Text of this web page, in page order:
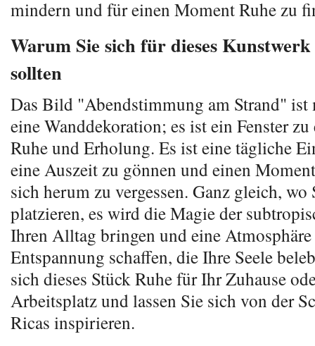
mindern und für einen Moment Ruhe zu
Warum Sie sich für dieses
sollten
Das Bild "Abendstimmung am Strand" ist
eine Wanddekoration; es ist ein Fenster
Ruhe und Erholung. Es ist eine tägliche
eine Auszeit zu gönnen und einen
sich herum zu vergessen. Ganz gleich,
platzieren, es wird die Magie der
Ihren Alltag bringen und eine
Entspannung schaffen, die Ihre Seele
sich dieses Stück Ruhe für Ihr Zuhause
Arbeitsplatz und lassen Sie sich von der
Ricas inspirieren.